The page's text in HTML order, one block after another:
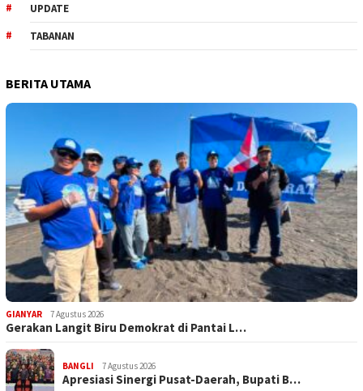
UPDATE
TABANAN
BERITA UTAMA
GIANYAR 7 Agustus 2026
Gerakan Langit Biru Demokrat di Pantai L…
BANGLI 7 Agustus 2026
Apresiasi Sinergi Pusat-Daerah, Bupati B…